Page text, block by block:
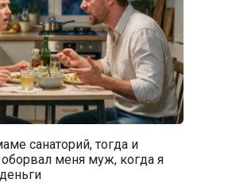
санаторий, тогда и
меня муж, когда я